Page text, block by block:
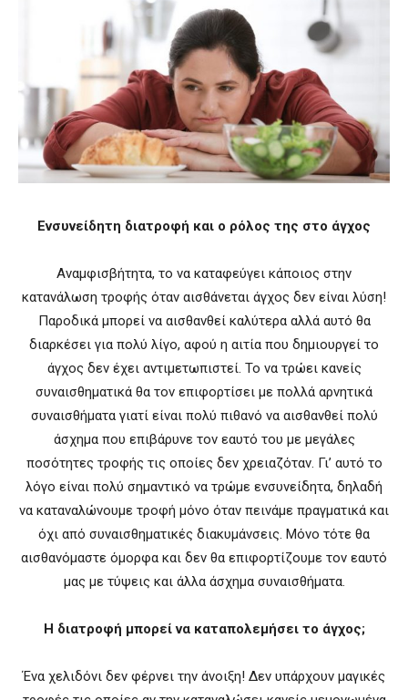
Ενσυνείδητη διατροφή και ο ρόλος της στο άγχος
Αναμφισβήτητα, το να καταφεύγει κάποιος στην
κατανάλωση τροφής όταν αισθάνεται άγχος δεν είναι λύση!
Παροδικά μπορεί να αισθανθεί καλύτερα αλλά αυτό θα
διαρκέσει για πολύ λίγο, αφού η αιτία που δημιουργεί το
άγχος δεν έχει αντιμετωπιστεί. Το να τρώει κανείς
συναισθηματικά θα τον επιφορτίσει με πολλά αρνητικά
συναισθήματα γιατί είναι πολύ πιθανό να αισθανθεί πολύ
άσχημα που επιβάρυνε τον εαυτό του με μεγάλες
ποσότητες τροφής τις οποίες δεν χρειαζόταν. Γι’ αυτό το
λόγο είναι πολύ σημαντικό να τρώμε ενσυνείδητα, δηλαδή
να καταναλώνουμε τροφή μόνο όταν πεινάμε πραγματικά και
όχι από συναισθηματικές διακυμάνσεις. Μόνο τότε θα
αισθανόμαστε όμορφα και δεν θα επιφορτίζουμε τον εαυτό
μας με τύψεις και άλλα άσχημα συναισθήματα.
Η διατροφή μπορεί να καταπολεμήσει το άγχος;
Ένα χελιδόνι δεν φέρνει την άνοιξη! Δεν υπάρχουν μαγικές